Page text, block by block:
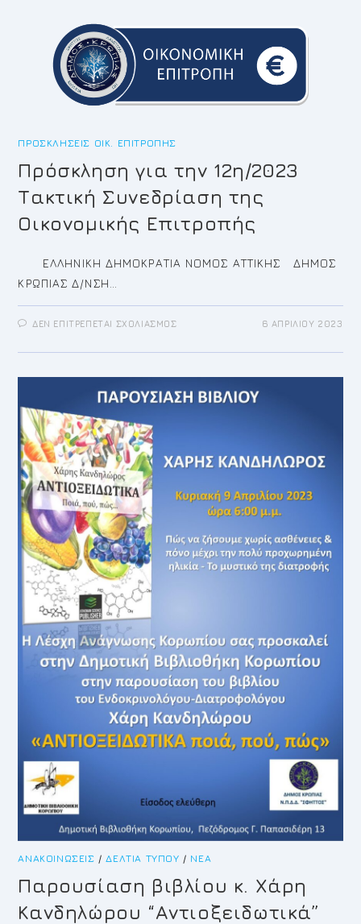
ΠΡΟΣΚΛΉΣΕΙΣ ΟΙΚ. ΕΠΙΤΡΟΠΉΣ
Πρόσκληση για την 12η/2023
Τακτική Συνεδρίαση της
Οικονομικής Επιτροπής
ΕΛΛΗΝΙΚΗ ΔΗΜΟΚΡΑΤΙΑ ΝΟΜΟΣ ΑΤΤΙΚΗΣ ΔΗΜΟΣ
ΚΡΩΠΙΑΣ Δ/ΝΣΗ…
ΔΕΝ ΕΠΙΤΡΈΠΕΤΑΙ ΣΧΟΛΙΑΣΜΌΣΣΤΟ
ΤΗΝ
ΤΑΚΤΙΚΉ
ΤΗΣ
ΟΙΚΟΝΟΜΙΚΉΣ
6 ΑΠΡΙΛΊΟΥ 2023
ΑΝΑΚΟΙΝΏΣΕΙΣ /ΔΕΛΤΊΑ ΤΎΠΟΥ / ΝΈΑ
Παρουσίαση βιβλίου κ. Χάρη
Κανδηλώρου “Αντιοξειδωτικά”